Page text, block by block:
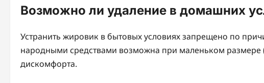
Возможно ли удаление в домашних
Устранить жировик в бытовых условиях запрещено по
народными средствами возможна при маленьком размере
дискомфорта.